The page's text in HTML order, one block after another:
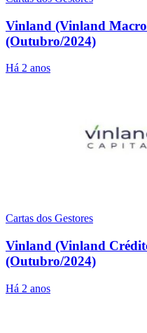
Vinland (Vinland
(Outubro/2024)
Há 2 anos
Cartas dos Gestores
Vinland (Vinland
(Outubro/2024)
Há 2 anos